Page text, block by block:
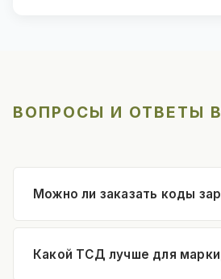
ВОПРОСЫ И ОТВЕТЫ
Можно ли заказать коды
Какой ТСД лучше для